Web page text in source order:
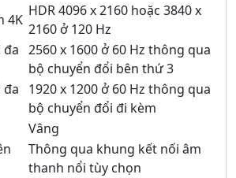
4K
HDR 4096 x 2160 hoặc 3840 x
2160 ở 120 Hz
2560 x 1600 ở 60 Hz thông qua
bộ chuyển đổi bên thứ 3
1920 x 1200 ở 60 Hz thông qua
bộ chuyển đổi đi kèm
Vâng
Thông qua khung kết nối âm
thanh nổi tùy chọn